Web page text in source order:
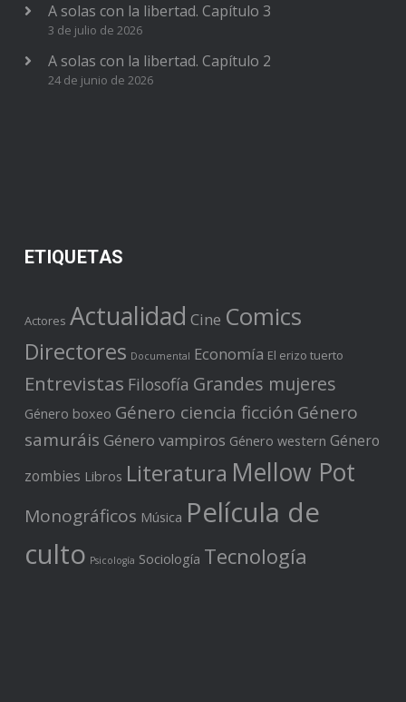
A solas con la libertad. Capítulo 3
3 de julio de 2026
A solas con la libertad. Capítulo 2
24 de junio de 2026
ETIQUETAS
Actores Actualidad Cine Comics
Directores Documental Economía El erizo tuerto
Entrevistas Filosofía Grandes mujeres
Género boxeo Género ciencia ficción Género
samuráis Género vampiros Género western Género
zombies Libros Literatura Mellow Pot
Monográficos Música Película de
culto Psicología Sociología Tecnología